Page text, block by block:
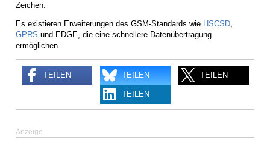
Zeichen.
Es existieren Erweiterungen des GSM-Standards wie HSCSD,
GPRS und EDGE, die eine schnellere Datenübertragung
ermöglichen.
TEILEN TEILEN TEILEN
TEILEN
Anzeige